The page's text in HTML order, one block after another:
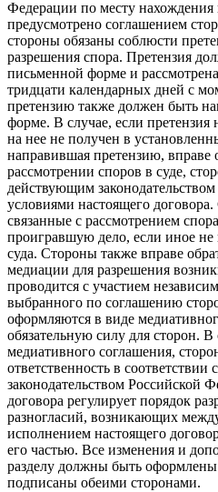
Федерации по месту нахождения
предусмотрено соглашением
стороны обязаны соблюсти
разрешения спора. Претензия
письменной форме и
тридцати календарных дней с
претензию также должен быть
форме. В случае, если претензия
на нее не получен в
направившая претензию, вправе
рассмотрении споров в суде,
действующим
условиями настоящего
связанные с рассмотрением
проигравшую дело, если иное
суда. Стороны также вправе
медиации для разрешения
проводится с участием
выбранного по соглашению
оформляются в виде
обязательную силу для сторон.
медиативного соглашения,
ответственность в
законодательством Российской
договора регулирует порядок
разногласий, возникающих
исполнением настоящего
его частью. Все изменения и
разделу должны быть
подписаны обеими сторонами.